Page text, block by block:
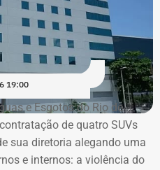
19:00
e Esgotos do Rio de
de quatro SUVs
sua diretoria alegando uma
e internos: a violência do